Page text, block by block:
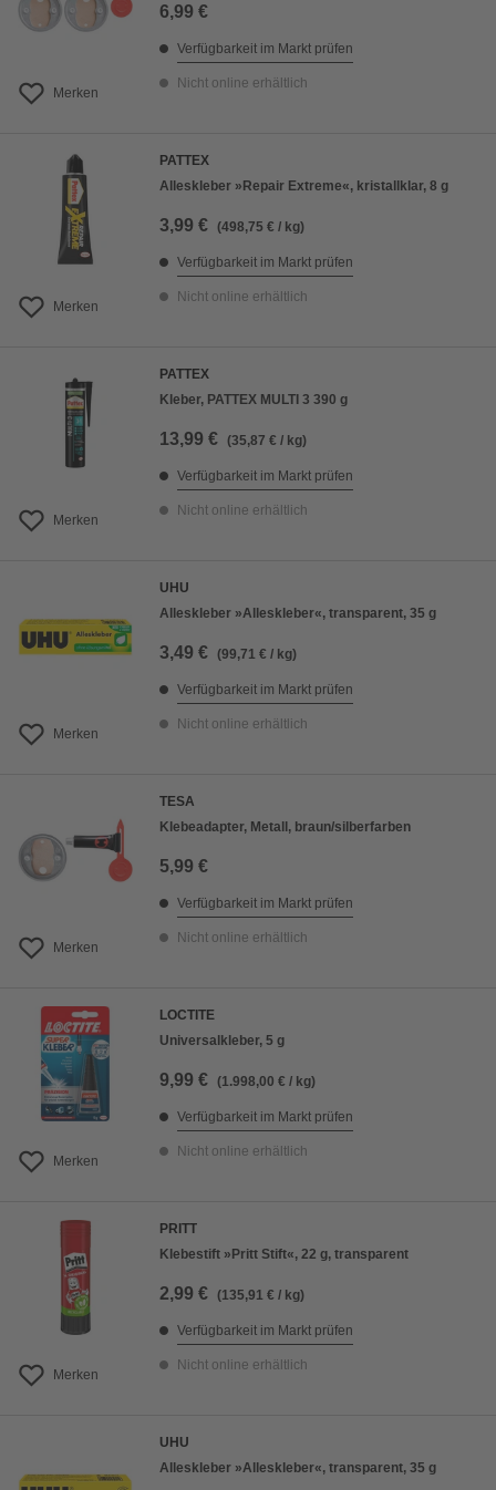
Merken
6,99 €
Verfügbarkeit im Markt prüfen
Nicht online erhältlich
Merken
PATTEX
Alleskleber »Repair Extreme«, kristallklar, 8 g
3,99 € (498,75 € / kg)
Verfügbarkeit im Markt prüfen
Nicht online erhältlich
Merken
PATTEX
Kleber, PATTEX MULTI 3 390 g
13,99 € (35,87 € / kg)
Verfügbarkeit im Markt prüfen
Nicht online erhältlich
Merken
UHU
Alleskleber »Alleskleber«, transparent, 35 g
3,49 € (99,71 € / kg)
Verfügbarkeit im Markt prüfen
Nicht online erhältlich
Merken
TESA
Klebeadapter, Metall, braun/silberfarben
5,99 €
Verfügbarkeit im Markt prüfen
Nicht online erhältlich
Merken
LOCTITE
Universalkleber, 5 g
9,99 € (1.998,00 € / kg)
Verfügbarkeit im Markt prüfen
Nicht online erhältlich
Merken
PRITT
Klebestift »Pritt Stift«, 22 g, transparent
2,99 € (135,91 € / kg)
Verfügbarkeit im Markt prüfen
Nicht online erhältlich
UHU
Alleskleber »Alleskleber«, transparent, 35 g